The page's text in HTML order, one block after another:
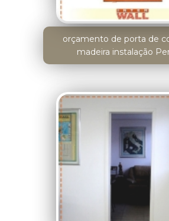
orçamento de porta de
madeira instalação